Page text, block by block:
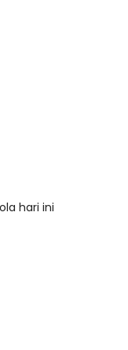
hari ini